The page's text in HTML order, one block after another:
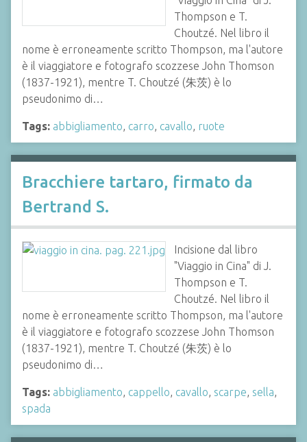
Thompson e T.
Choutzé. Nel libro il
nome è erroneamente scritto Thompson, ma l'autore
è il viaggiatore e fotografo scozzese John Thomson
(1837-1921), mentre T. Choutzé (朱茨) è lo
pseudonimo di…
Tags: abbigliamento, carro, cavallo, ruote
Bracchiere tartaro, firmato da
Bertrand S.
Incisione dal libro
"Viaggio in Cina" di J.
Thompson e T.
Choutzé. Nel libro il
nome è erroneamente scritto Thompson, ma l'autore
è il viaggiatore e fotografo scozzese John Thomson
(1837-1921), mentre T. Choutzé (朱茨) è lo
pseudonimo di…
Tags: abbigliamento, cappello, cavallo, scarpe, sella,
spada